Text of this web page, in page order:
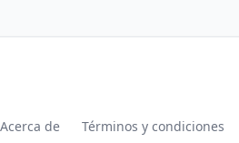
Acerca de Términos y condiciones